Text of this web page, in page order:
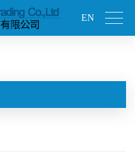
EN